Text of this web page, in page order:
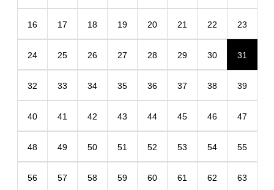
16 17 18 19 20 21 22 23
24 25 26 27 28 29 30 31
32 33 34 35 36 37 38 39
40 41 42 43 44 45 46 47
48 49 50 51 52 53 54 55
56 57 58 59 60 61 62 63